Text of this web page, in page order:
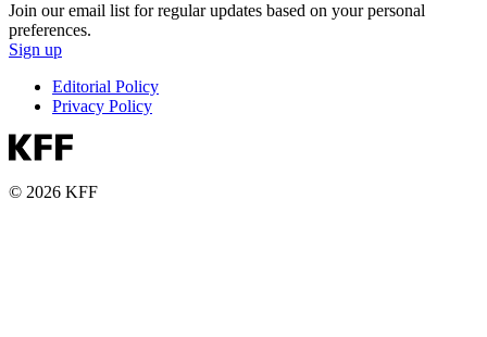
Join our email list for regular updates based on your personal
preferences.
Sign up
Editorial Policy
Privacy Policy
© 2026 KFF